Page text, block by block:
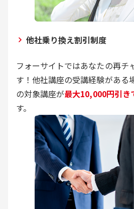
他社乗り換え割引制度
フォーサイトではあなたの再チ
す！他社講座の受講経験がある
の対象講座が最大10,000円引き
す。